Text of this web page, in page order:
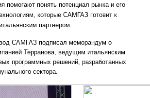
помогают понять потенциал рынка и его
которые САМГАЗ готовит к
партнером.
САМГАЗ подписал меморандум о
Терранова, ведущим итальянским
программных решений, разработанных
сектора.